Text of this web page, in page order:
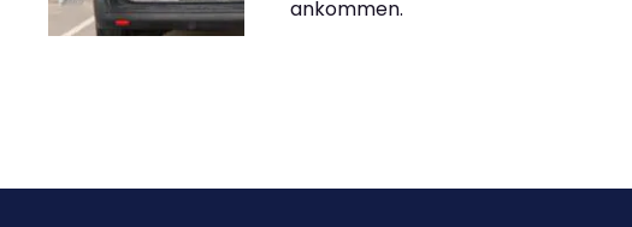
ankommen.